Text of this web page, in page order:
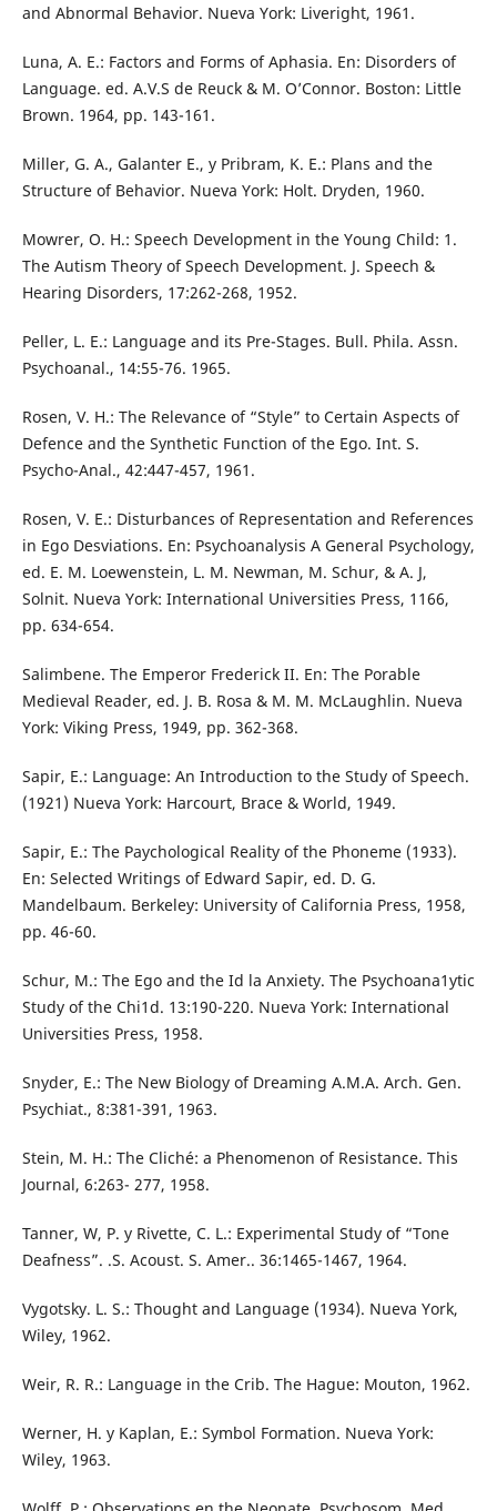
and Abnormal Behavior. Nueva York: Liveright, 1961.
Luna, A. E.: Factors and Forms of Aphasia. En: Disorders of
Language. ed. A.V.S de Reuck & M. O’Connor. Boston: Little
Brown. 1964, pp. 143-161.
Miller, G. A., Galanter E., y Pribram, K. E.: Plans and the
Structure of Behavior. Nueva York: Holt. Dryden, 1960.
Mowrer, O. H.: Speech Development in the Young Child: 1.
The Autism Theory of Speech Development. J. Speech &
Hearing Disorders, 17:262-268, 1952.
Peller, L. E.: Language and its Pre-Stages. Bull. Phila. Assn.
Psychoanal., 14:55-76. 1965.
Rosen, V. H.: The Relevance of “Style” to Certain Aspects of
Defence and the Synthetic Function of the Ego. Int. S.
Psycho-Anal., 42:447-457, 1961.
Rosen, V. E.: Disturbances of Representation and References
in Ego Desviations. En: Psychoanalysis A General Psychology,
ed. E. M. Loewenstein, L. M. Newman, M. Schur, & A. J,
Solnit. Nueva York: International Universities Press, 1166,
pp. 634-654.
Salimbene. The Emperor Frederick II. En: The Porable
Medieval Reader, ed. J. B. Rosa & M. M. McLaughlin. Nueva
York: Viking Press, 1949, pp. 362-368.
Sapir, E.: Language: An Introduction to the Study of Speech.
(1921) Nueva York: Harcourt, Brace & World, 1949.
Sapir, E.: The Paychological Reality of the Phoneme (1933).
En: Selected Writings of Edward Sapir, ed. D. G.
Mandelbaum. Berkeley: University of California Press, 1958,
pp. 46-60.
Schur, M.: The Ego and the Id la Anxiety. The Psychoana1ytic
Study of the Chi1d. 13:190-220. Nueva York: International
Universities Press, 1958.
Snyder, E.: The New Biology of Dreaming A.M.A. Arch. Gen.
Psychiat., 8:381-391, 1963.
Stein, M. H.: The Cliché: a Phenomenon of Resistance. This
Journal, 6:263- 277, 1958.
Tanner, W, P. y Rivette, C. L.: Experimental Study of “Tone
Deafness”. .S. Acoust. S. Amer.. 36:1465-1467, 1964.
Vygotsky. L. S.: Thought and Language (1934). Nueva York,
Wiley, 1962.
Weir, R. R.: Language in the Crib. The Hague: Mouton, 1962.
Werner, H. y Kaplan, E.: Symbol Formation. Nueva York:
Wiley, 1963.